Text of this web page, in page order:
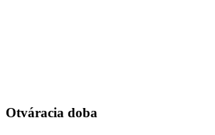
Otváracia doba